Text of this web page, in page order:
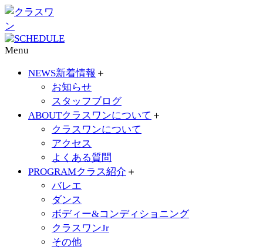
Menu
NEWS新着情報 ＋
お知らせ
スタッフブログ
ABOUTクラスワンについて ＋
クラスワンについて
アクセス
よくある質問
PROGRAMクラス紹介 ＋
バレエ
ダンス
ボディー&コンディショニング
クラスワンJr
その他